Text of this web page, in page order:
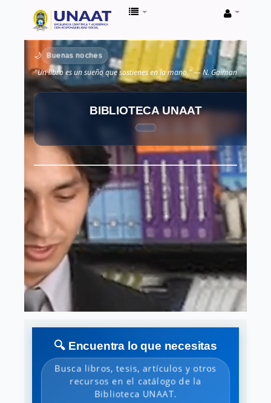
Biblioteca
Unaat
🌙 Buenas noches
"Un libro es un sueño que sostienes en la mano." — N. Gaiman
BIBLIOTECA UNAAT
🔍 Encuentra lo que necesitas
Busca libros, tesis, artículos y otros
recursos en el catálogo de la
Biblioteca UNAAT.